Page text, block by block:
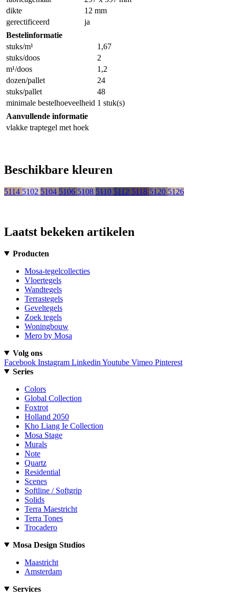
dikte
12 mm
gerectificeerd
ja
Bestelinformatie
stuks/m¹
1,67
stuks/doos
2
m¹/doos
1,2
dozen/pallet
24
stuks/pallet
48
minimale bestelhoeveelheid 1 stuk(s)
Aanvullende informatie
vlakke traptegel met hoek
Beschikbare kleuren
5114 5102 5104 5106 5108 5110 5112 5118 5120 5126
Laatst bekeken artikelen
Producten
Mosa-tegelcollecties
Vloertegels
Wandtegels
Terrastegels
Geveltegels
Zoek tegels
Woningbouw
Mero by Mosa
Volg ons
Facebook Instagram Linkedin Youtube Vimeo Pinterest
Series
Colors
Global Collection
Foxtrot
Holland 2050
Kho Liang Ie Collection
Mosa Stage
Murals
Note
Quartz
Residential
Scenes
Softline / Softgrip
Solids
Terra Maestricht
Terra Tones
Trocadero
Mosa Design Studios
Maastricht
Amsterdam
Services